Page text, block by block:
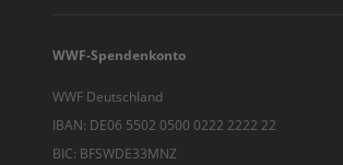
WWF-Spendenkonto
WWF Deutschland
IBAN: DE06 5502 0500 0222 2222 22
BIC: BFSWDE33MNZ